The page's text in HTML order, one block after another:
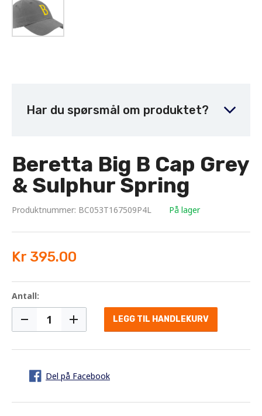
Har du spørsmål om produktet?
Beretta Big B Cap Grey
& Sulphur Spring
Produktnummer: BC053T167509P4L På lager
Kr 395.00
Antall:
LEGG TIL HANDLEKURV
Del på Facebook